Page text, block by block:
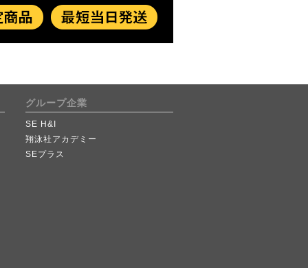
グループ企業
SE H&I
翔泳社アカデミー
SEプラス